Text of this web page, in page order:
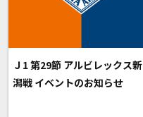
Ｊ1 第29節 アルビレックス新
潟戦 イベントのお知らせ